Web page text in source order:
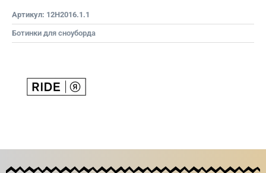
Артикул: 12H2016.1.1
Ботинки для сноуборда